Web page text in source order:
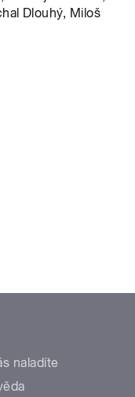
Dlouhý, Miloš
naladíte